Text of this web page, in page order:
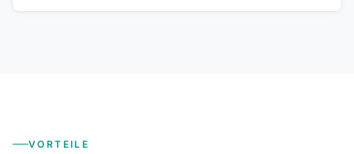
VORTEILE